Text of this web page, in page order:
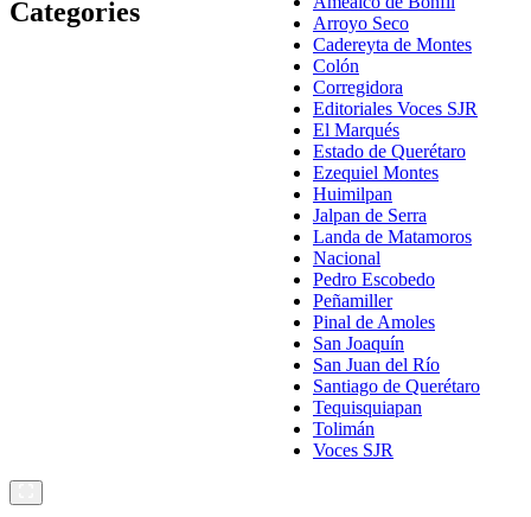
Categories
Arroyo Seco
Cadereyta de Montes
Colón
Corregidora
Editoriales Voces SJR
El Marqués
Estado de Querétaro
Ezequiel Montes
Huimilpan
Jalpan de Serra
Landa de Matamoros
Nacional
Pedro Escobedo
Peñamiller
Pinal de Amoles
San Joaquín
San Juan del Río
Santiago de Querétaro
Tequisquiapan
Tolimán
Voces SJR